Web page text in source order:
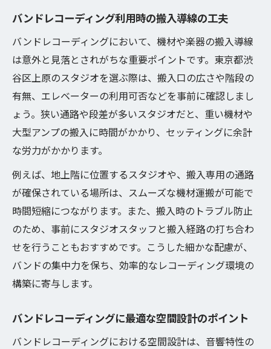
バンドレコーディング利用時の搬入導線の工夫
バンドレコーディングにおいて、機材や楽器の搬入導線
は意外と見落とされがちな重要ポイントです。東京都渋
谷区上原のスタジオを選ぶ際は、搬入口の広さや階段の
有無、エレベーターの利用可否などを事前に確認しまし
ょう。狭い通路や段差が多いスタジオだと、重い機材や
大型アンプの搬入に時間がかかり、セッティングに余計
な労力がかかります。
例えば、地上階に位置するスタジオや、搬入専用の通路
が確保されている場所は、スムーズな機材運搬が可能で
時間短縮につながります。また、搬入時のトラブル防止
のため、事前にスタジオスタッフと搬入経路の打ち合わ
せを行うこともおすすめです。こうした細かな配慮が、
バンドの集中力を保ち、効率的なレコーディング環境の
構築に寄与します。
バンドレコーディングに最適な空間設計のポイント
バンドレコーディングにおける空間設計は、音響特性の